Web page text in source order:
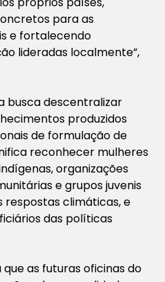
para as
e fortalecendo
lideradas localmente”,
busca descentralizar
produzidos
de formulação de
reconhecer mulheres
organizações
e grupos juvenis
climáticas, e
das políticas
as futuras oficinas do